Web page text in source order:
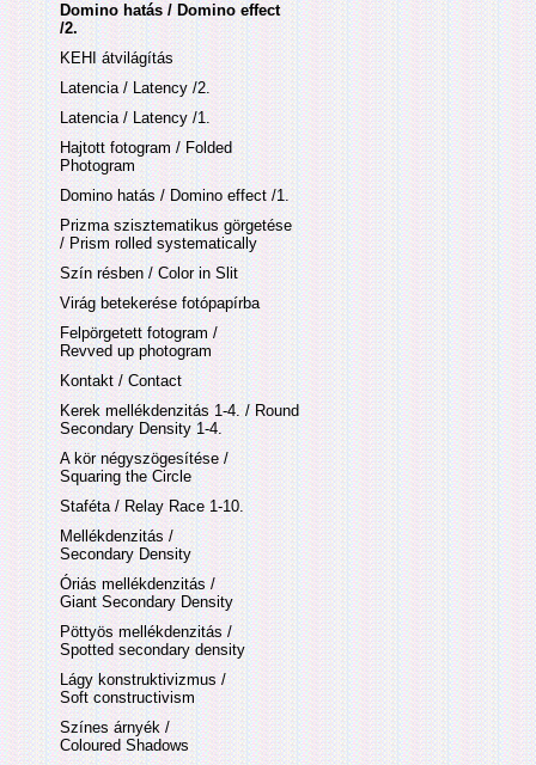
Domino hatás / Domino effect
/2.
KEHI átvilágítás
Latencia / Latency /2.
Latencia / Latency /1.
Hajtott fotogram / Folded
Photogram
Domino hatás / Domino effect /1.
Prizma szisztematikus görgetése
/ Prism rolled systematically
Szín résben / Color in Slit
Virág betekerése fotópapírba
Felpörgetett fotogram /
Revved up photogram
Kontakt / Contact
Kerek mellékdenzitás 1-4. / Round
Secondary Density 1-4.
A kör négyszögesítése /
Squaring the Circle
Staféta / Relay Race 1-10.
Mellékdenzitás /
Secondary Density
Óriás mellékdenzitás /
Giant Secondary Density
Pöttyös mellékdenzitás /
Spotted secondary density
Lágy konstruktivizmus /
Soft constructivism
Színes árnyék /
Coloured Shadows